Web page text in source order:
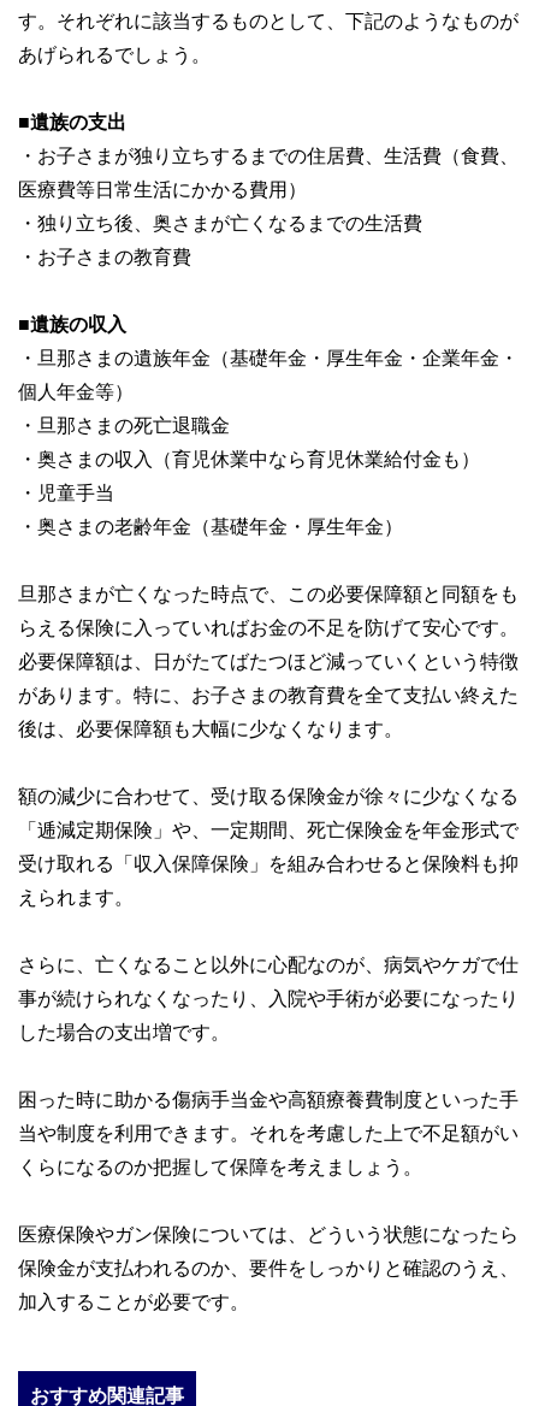
す。それぞれに該当するものとして、下記のようなものが
あげられるでしょう。
■遺族の支出
・お子さまが独り立ちするまでの住居費、生活費（食費、
医療費等日常生活にかかる費用）
・独り立ち後、奥さまが亡くなるまでの生活費
・お子さまの教育費
■遺族の収入
・旦那さまの遺族年金（基礎年金・厚生年金・企業年金・
個人年金等）
・旦那さまの死亡退職金
・奥さまの収入（育児休業中なら育児休業給付金も）
・児童手当
・奥さまの老齢年金（基礎年金・厚生年金）
旦那さまが亡くなった時点で、この必要保障額と同額をも
らえる保険に入っていればお金の不足を防げて安心です。
必要保障額は、日がたてばたつほど減っていくという特徴
があります。特に、お子さまの教育費を全て支払い終えた
後は、必要保障額も大幅に少なくなります。
額の減少に合わせて、受け取る保険金が徐々に少なくなる
「逓減定期保険」や、一定期間、死亡保険金を年金形式で
受け取れる「収入保障保険」を組み合わせると保険料も抑
えられます。
さらに、亡くなること以外に心配なのが、病気やケガで仕
事が続けられなくなったり、入院や手術が必要になったり
した場合の支出増です。
困った時に助かる傷病手当金や高額療養費制度といった手
当や制度を利用できます。それを考慮した上で不足額がい
くらになるのか把握して保障を考えましょう。
医療保険やガン保険については、どういう状態になったら
保険金が支払われるのか、要件をしっかりと確認のうえ、
加入することが必要です。
おすすめ関連記事